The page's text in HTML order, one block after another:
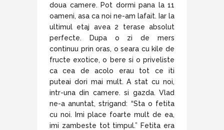
doua camere. Pot dormi pana la 11
oameni, asa ca noi ne-am lafait. Iar la
ultimul etaj avea 2 terase absolut
perfecte. Dupa o zi de mers
continuu prin oras, o seara cu kile de
fructe exotice, o bere si o priveliste
ca cea de acolo erau tot ce iti
puteai dori mai mult. A stat cu noi,
intr-una din camere. si gazda. Vlad
ne-a anuntat, strigand: “Sta o fetita
cu noi. Imi place foarte mult de ea,
imi zambeste tot timpul.” Fetita era